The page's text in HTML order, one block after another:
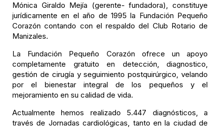
Mónica Giraldo Mejía (gerente- fundadora), constituye
jurídicamente en el año de 1995 la Fundación Pequeño
Corazón contando con el respaldo del Club Rotario de
Manizales.
La Fundación Pequeño Corazón ofrece un apoyo
completamente gratuito en detección, diagnostico,
gestión de cirugía y seguimiento postquirúrgico, velando
por el bienestar integral de los pequeños y el
mejoramiento en su calidad de vida.
Actualmente hemos realizado 5.447 diagnósticos, a
través de Jornadas cardiológicas, tanto en la ciudad de